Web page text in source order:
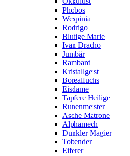
Phobos
Wespinia
Rodrigo
Blutige Marie
Ivan Dracho
Jumbär
Rambard
Kristallgeist
Borealfuchs
Eisdame
Tapfere Heilige
Runenmeister
Asche Matrone
Alphamech
Dunkler Magier
Tobender
Eiferer